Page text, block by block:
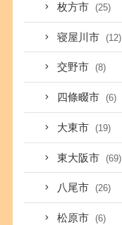
枚方市 (25)
寝屋川市 (12)
交野市 (8)
四條畷市 (6)
大東市 (19)
東大阪市 (69)
八尾市 (26)
松原市 (6)